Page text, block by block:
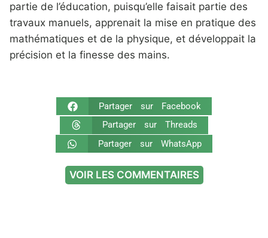
partie de l’éducation, puisqu’elle faisait partie des
travaux manuels, apprenait la mise en pratique des
mathématiques et de la physique, et développait la
précision et la finesse des mains.
Partager sur Facebook
Partager sur Threads
Partager sur WhatsApp
VOIR LES COMMENTAIRES